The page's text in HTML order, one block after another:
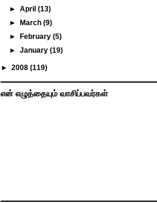
►April(13)
►
March(9)
►
February(5)
►January(19)
► 2008 (119)
என் எழுத்தையும் வாசிப்பவர்கள்